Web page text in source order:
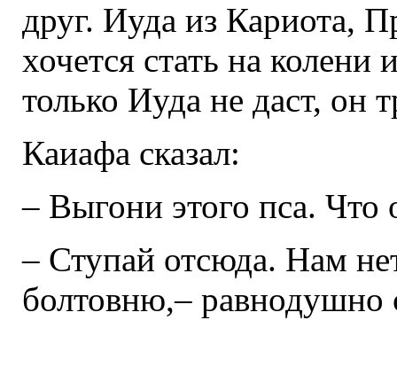
друг. Иуда из Кариота,
хочется стать на
только Иуда не даст, он
Каиафа сказал:
– Выгони этого пса. Что
– Ступай отсюда. Нам
болтовню,– равнодушно